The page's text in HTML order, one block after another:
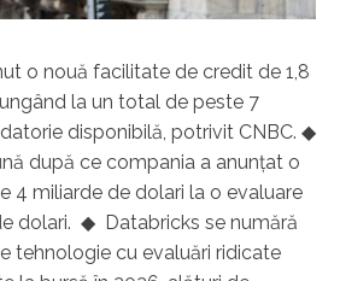
o nouă facilitate de credit de 1,8
la un total de peste 7
disponibilă, potrivit CNBC. ◆
după ce compania a anunţat o
4 miliarde de dolari la o evaluare
dolari. ◆ Databricks se numără
tehnologie cu evaluări ridicate